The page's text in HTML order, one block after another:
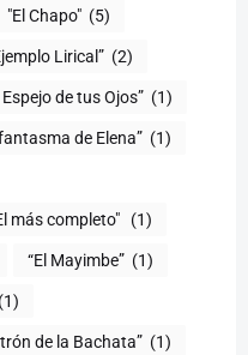
"El Chapo" (5)
Lirical” (2)
Espejo de tus Ojos” (1)
de Elena” (1)
más completo" (1)
“El Mayimbe” (1)
(1)
de la Bachata” (1)